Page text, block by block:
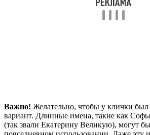
Важно! Желательно, чтобы у клички
вариант. Длинные имена, такие как
(так звали Екатерину Великую), могут